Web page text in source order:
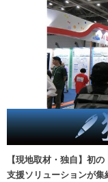
【現地取材・独自】初
支援ソリューションが集